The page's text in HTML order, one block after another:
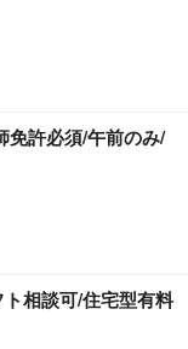
免許必須/午前のみ/
ト相談可/住宅型有料